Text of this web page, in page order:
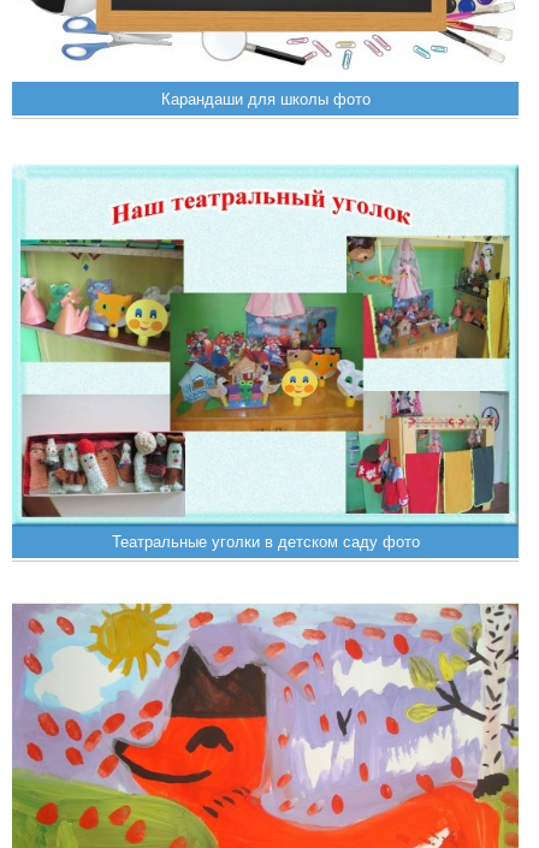
Карандаши для школы фото
Театральные уголки в детском саду фото